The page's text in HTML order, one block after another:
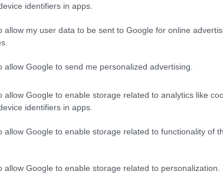
identifiers in apps.
allow my user data to be sent to Google for online
allow Google to send me personalized advertising.
allow Google to enable storage related to analytics like
identifiers in apps.
allow Google to enable storage related to functionality of
allow Google to enable storage related to personalization.
a dokumentum aláírás nélkül érvénytelen. Az 1 plusz 1
szervezetnek szánt nyilatkozatot mindenképp be kell
vagy idén változtatni szeretne. A vallási közösség vagy
NAV évről évre automatikusan figyelembe veszi.
reggel 8 óra 30 perctől 18 óráig várják az
461-1819) pedig 8 óra 30 perctől egészen 20 óráig